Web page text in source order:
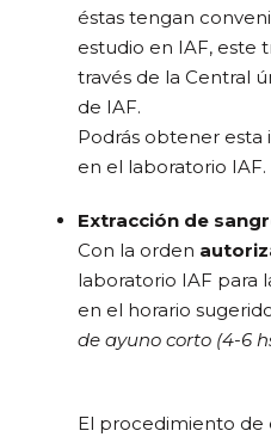
éstas tengan
estudio en IAF, este
través de la Central
de IAF.
Podrás obtener
en el laboratorio IAF.
Extracción de
Con la orden
laboratorio IAF para
en el horario
de ayuno corto (4-6
El procedimiento de